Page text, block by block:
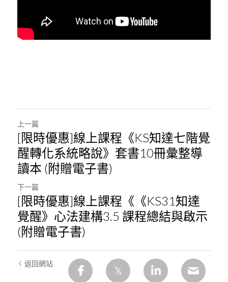
上一篇
[限時優惠]線上課程《KS知達七階覺
醒轉化系統略說》套書10冊彙整導
讀本 (附贈電子書)
下一篇
[限時優惠]線上課程《《KS31知達
覺醒》心法建構3.5 課程總結與啟示
(附贈電子書)
返回網站